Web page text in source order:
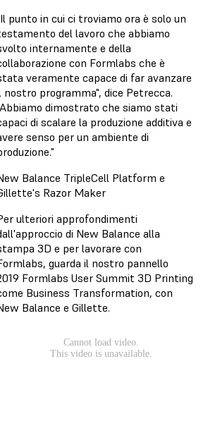
punto in cui ci troviamo ora è solo un
del lavoro che abbiamo
internamente e della
con Formlabs che è
veramente capace di far avanzare
nostro programma", dice Petrecca.
dimostrato che siamo stati
di scalare la produzione additiva e
senso per un ambiente di
Balance TripleCell Platform e
Razor Maker
ulteriori approfondimenti
di New Balance alla
3D e per lavorare con
guarda il nostro pannello
Formlabs User Summit 3D Printing
Business Transformation, con
Balance e Gillette.